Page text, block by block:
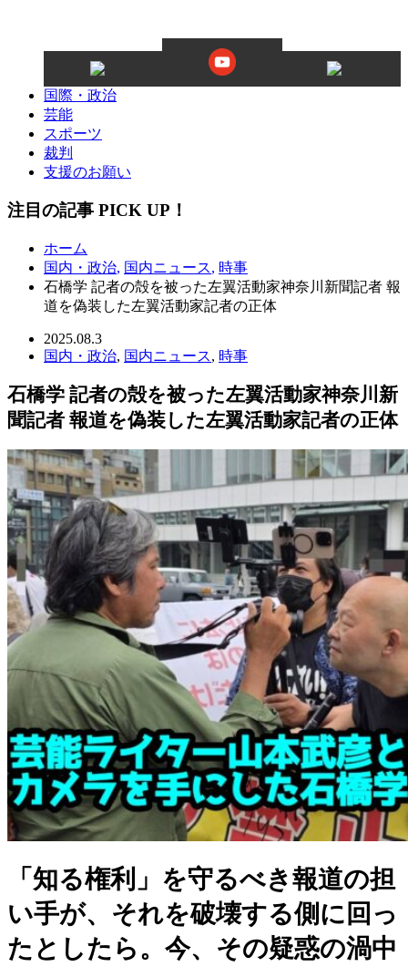
国際・政治
芸能
スポーツ
裁判
支援のお願い
注目の記事 PICK UP！
ホーム
国内・政治, 国内ニュース, 時事
石橋学 記者の殻を被った左翼活動家神奈川新聞記者 報
道を偽装した左翼活動家記者の正体
2025.08.3
国内・政治, 国内ニュース, 時事
石橋学 記者の殻を被った左翼活動家神奈川新
聞記者 報道を偽装した左翼活動家記者の正体
「知る権利」を守るべき報道の担
い手が、それを破壊する側に回っ
たとしたら。今、その疑惑の渦中